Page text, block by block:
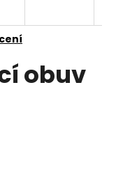
obuv